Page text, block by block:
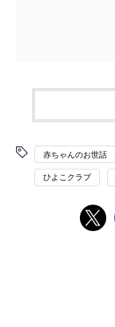
赤ちゃんのお世話
ひよこクラブ